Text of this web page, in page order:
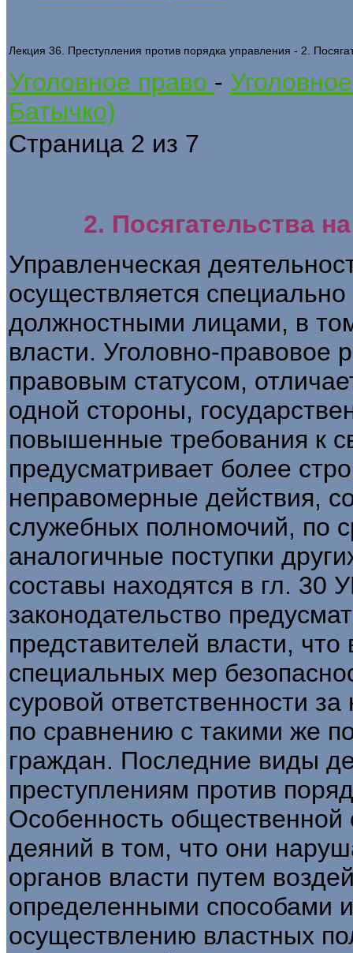
Лекция 36. Преступления против порядка управления - 2.
Уголовное право -
Батычко)
Страница 2 из 7
2. Посягательства
Управленческая
осуществляется
должностными лицами, в
власти. Уголовно-правовое
правовым статусом,
одной стороны,
повышенные требования к
предусматривает более
неправомерные действия,
служебных полномочий, по
аналогичные поступки
составы находятся в гл. 30
законодательство
представителей власти,
специальных мер
суровой ответственности
по сравнению с такими же
граждан. Последние виды
преступлениям против
Особенность
деяний в том, что они
органов власти путем
определенными способами
осуществлению властных